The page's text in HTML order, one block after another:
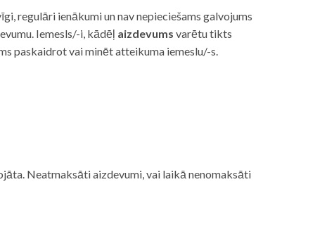
regulāri ienākumi un nav nepieciešams galvojums
Iemesls/-i, kādēļ aizdevums varētu tikts
paskaidrot vai minēt atteikuma iemeslu/-s.
Neatmaksāti aizdevumi, vai laikā nenomaksāti